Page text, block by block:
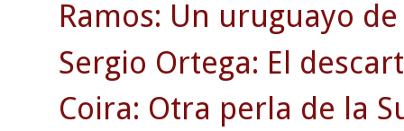
Ramos: Un uruguayo
Sergio Ortega: El
Coira: Otra perla de la